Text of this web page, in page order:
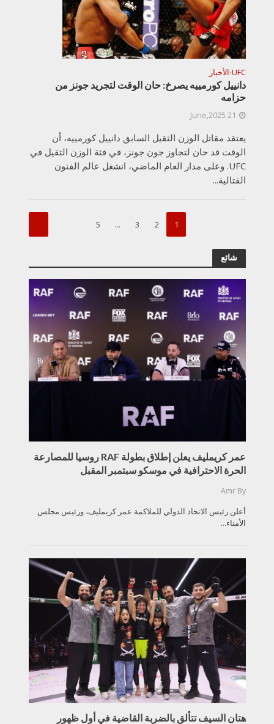
UFC
•الأخبار
دانييل كورمييه يصرخ: حان الوقت لتجريد جونز من
حزامه
21 June,2025
يعتقد مقاتل الوزن الثقيل السابق دانييل كورمييه، أن
الوقت قد حان لتجاوز جون جونز، في فئة الوزن الثقيل في
UFC. وعلى مدار العام الماضي، انشغل عالم الفنون
القتالية...
1
2
3
…
5
شائع
عمر كريمليف يعلن إطلاق بطولة RAF روسيا للمصارعة
الحرة الاحترافية في موسكو سبتمبر المقبل
By
Amr
أعلن رئيس الاتحاد الدولي للملاكمة عمر كريمليف، ورئيس مجلس
الأمناء...
هتان السيف تتألق بالضربة القاضية في أول ظهور